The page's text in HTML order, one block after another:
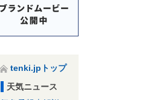
tenki.jpトップ
天気ニュース